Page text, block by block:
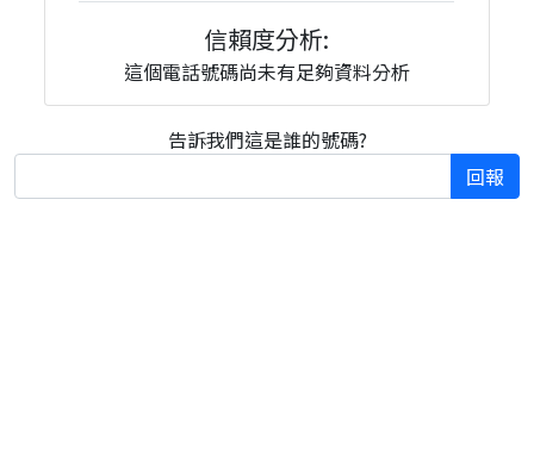
信賴度分析:
這個電話號碼尚未有足夠資料分析
告訴我們這是誰的號碼?
回報